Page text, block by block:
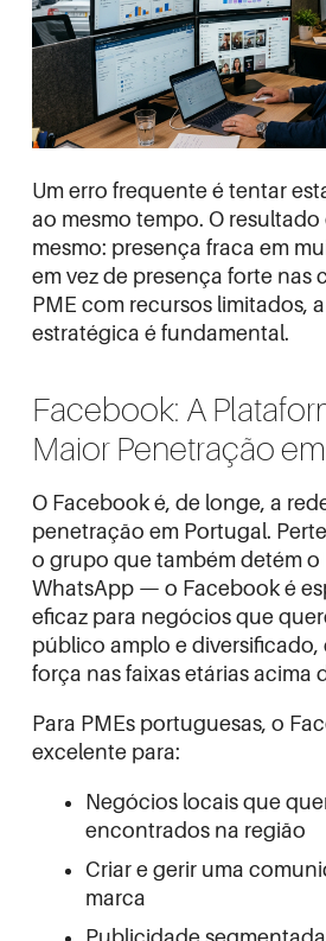
Um erro frequente é tentar
ao mesmo tempo. O resultado
mesmo: presença fraca em
em vez de presença forte nas
PME com recursos limitados,
estratégica é fundamental.
Facebook: A
Maior Penetração
O Facebook é, de longe, a
penetração em Portugal.
o grupo que também detém o
WhatsApp — o Facebook é
eficaz para negócios que
público amplo e
força nas faixas etárias acima
Para PMEs portuguesas, o
excelente para:
Negócios locais que
encontrados na região
Criar e gerir uma
marca